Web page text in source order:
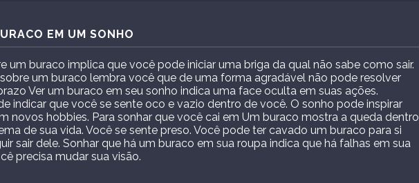
EM UM SONHO
um buraco implica que você pode iniciar uma briga da qual não sabe como sair.
um buraco lembra você que de uma forma agradável não pode resolver
Ver um buraco em seu sonho indica uma face oculta em suas ações.
indicar que você se sente oco e vazio dentro de você. O sonho pode inspirar
novos hobbies. Para sonhar que você cai em Um buraco mostra a queda dentro
de sua vida. Você se sente preso. Você pode ter cavado um buraco para si
sair dele. Sonhar que há um buraco em sua roupa indica que há falhas em sua
precisa mudar sua visão.